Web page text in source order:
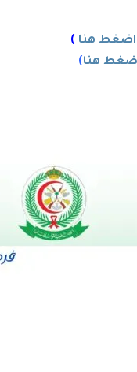
اضغط هنا )
هنا)